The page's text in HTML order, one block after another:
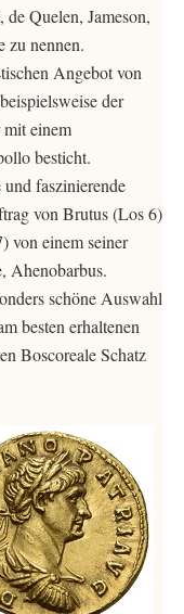
de Quelen, Jameson,
zu nennen.
Angebot von
der
einem
besticht.
faszinierende
von Brutus (Los 6)
von einem seiner
Ahenobarbus.
schöne Auswahl
besten erhaltenen
Boscoreale Schatz